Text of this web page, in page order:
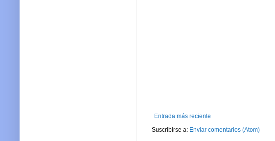
Entrada más reciente
Suscribirse a: Enviar comentarios (Atom)